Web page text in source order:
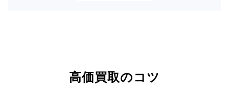
高価買取のコツ